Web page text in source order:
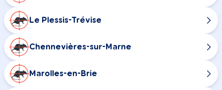
Le Plessis-Trévise
Chennevières-sur-Marne
Marolles-en-Brie